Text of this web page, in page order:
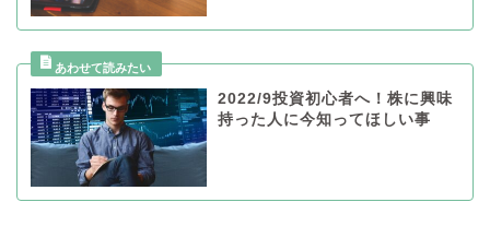
2022/9投資初心者へ！株に興味
持った人に今知ってほしい事